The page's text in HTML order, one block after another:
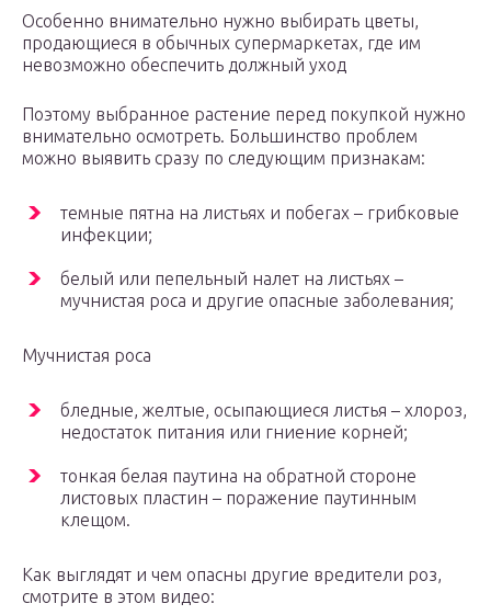
Особенно внимательно нужно выбирать цветы,
продающиеся в обычных супермаркетах, где им
невозможно обеспечить должный уход
Поэтому выбранное растение перед покупкой нужно
внимательно осмотреть. Большинство проблем
можно выявить сразу по следующим признакам:
темные пятна на листьях и побегах – грибковые
инфекции;
белый или пепельный налет на листьях –
мучнистая роса и другие опасные заболевания;
Мучнистая роса
бледные, желтые, осыпающиеся листья – хлороз,
недостаток питания или гниение корней;
тонкая белая паутина на обратной стороне
листовых пластин – поражение паутинным
клещом.
Как выглядят и чем опасны другие вредители роз,
смотрите в этом видео: